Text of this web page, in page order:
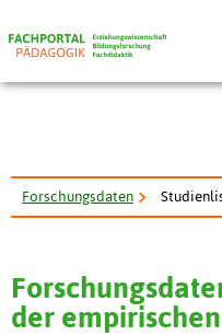
Forschungsdaten
der